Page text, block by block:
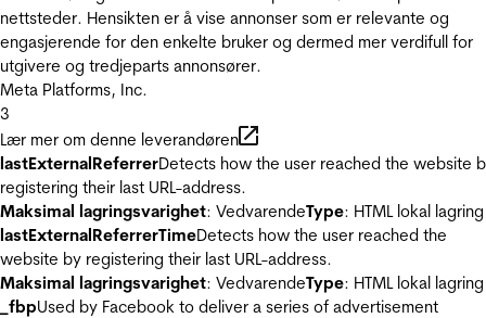
nettsteder. Hensikten er å vise annonser som er relevante og
engasjerende for den enkelte bruker og dermed mer verdifull for
utgivere og tredjeparts annonsører.
Meta Platforms, Inc.
3
Lær mer om denne leverandøren
lastExternalReferrerDetects how the user reached the website
registering their last URL-address.
Maksimal lagringsvarighet: VedvarendeType: HTML lokal lagring
lastExternalReferrerTimeDetects how the user reached the
website by registering their last URL-address.
Maksimal lagringsvarighet: VedvarendeType: HTML lokal lagring
_fbpUsed by Facebook to deliver a series of advertisement